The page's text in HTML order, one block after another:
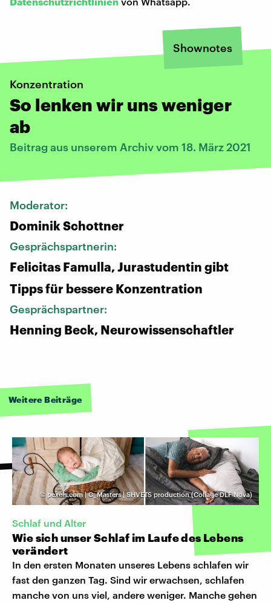
Shownotes
Konzentration
So lenken wir uns weniger
ab
Beitrag aus unserem Archiv vom 18. März 2021
Moderator:
Dominik Schottner
Gesprächspartnerin:
Felicitas Famulla, Jurastudentin gibt
Tipps für bessere Konzentration
Gesprächspartner:
Henning Beck, Neurowissenschaftler
Weitere Beiträge
©pexels.com | G_Masters | SHVETS production (Collage DLF Nova)
Schlaf und Alter
Wie sich unser Schlaf im Laufe des Lebens
verändert
In den ersten Monaten unseres Lebens schlafen wir
fast den ganzen Tag. Sind wir erwachsen, schlafen
manche von uns viel, andere weniger. Manche gehen